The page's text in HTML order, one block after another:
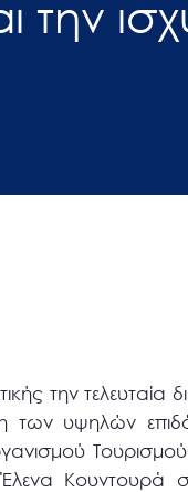
την
την
των υψηλών
Κουντουρά